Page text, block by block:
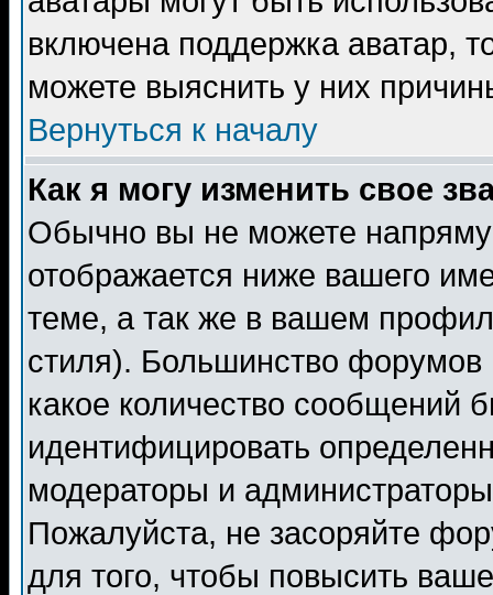
включена поддержка аватар,
можете выяснить у них
Вернуться к началу
Как я могу изменить свое
Обычно вы не можете
отображается ниже вашего
теме, а так же в вашем
стиля). Большинство форумов
какое количество сообщений
идентифицировать
модераторы и
Пожалуйста, не засоряйте
для того, чтобы повысить